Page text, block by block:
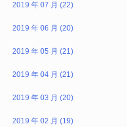
2019 年 07 月 (22)
2019 年 06 月 (20)
2019 年 05 月 (21)
2019 年 04 月 (21)
2019 年 03 月 (20)
2019 年 02 月 (19)